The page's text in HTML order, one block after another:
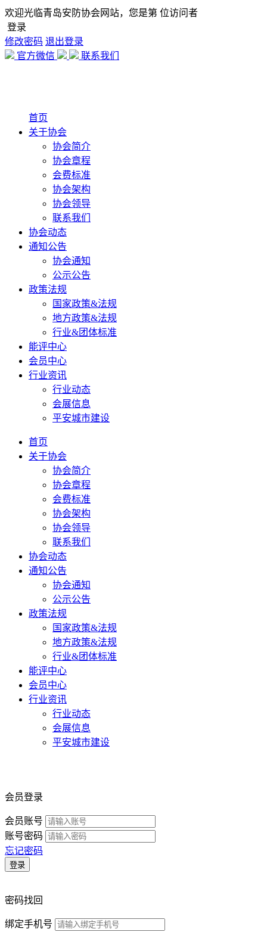
欢迎光临青岛安防协会网站，您是第 位访问者
登录
修改密码 退出登录
官方微信
联系我们
首页
关于协会
协会简介
协会章程
会费标准
协会架构
协会领导
联系我们
协会动态
通知公告
协会通知
公示公告
政策法规
国家政策&法规
地方政策&法规
行业&团体标准
能评中心
会员中心
行业资讯
行业动态
会展信息
平安城市建设
首页
关于协会
协会简介
协会章程
会费标准
协会架构
协会领导
联系我们
协会动态
通知公告
协会通知
公示公告
政策法规
国家政策&法规
地方政策&法规
行业&团体标准
能评中心
会员中心
行业资讯
行业动态
会展信息
平安城市建设
会员登录
会员账号
账号密码
忘记密码
登录
密码找回
绑定手机号